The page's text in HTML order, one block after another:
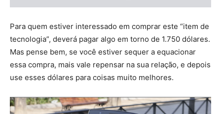
Para quem estiver interessado em comprar este “item de
tecnologia”, deverá pagar algo em torno de 1.750 dólares.
Mas pense bem, se você estiver sequer a equacionar
essa compra, mais vale repensar na sua relação, e depois
use esses dólares para coisas muito melhores.